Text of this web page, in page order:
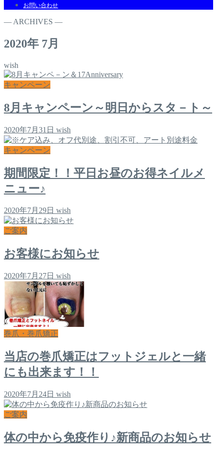
お問い合わせ
― ARCHIVES ―
2020年 7月
wish
キャンペーン
8月キャンペーン～明日からスタ－ト～
2020年7月31日 wish
キャンペーン
期間限定！！平日お昼のお得ネイルメ
ニュー♪
2020年7月29日 wish
ご案内
お客様にお知らせ
2020年7月27日 wish
巻爪・巻爪矯正
当店の巻爪矯正はフットジェルと一緒
にも出来ます！！
2020年7月24日 wish
ご案内
体の中から免疫作り♪新商品のお知らせ